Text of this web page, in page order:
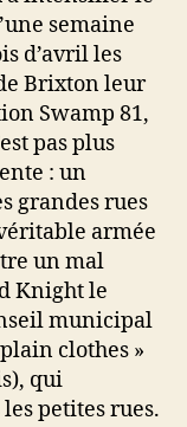
semaine
d’avril les
Brixton leur
Swamp 81,
pas plus
: un
grandes rues
armée
un mal
Knight le
municipal
clothes »
qui
petites rues.